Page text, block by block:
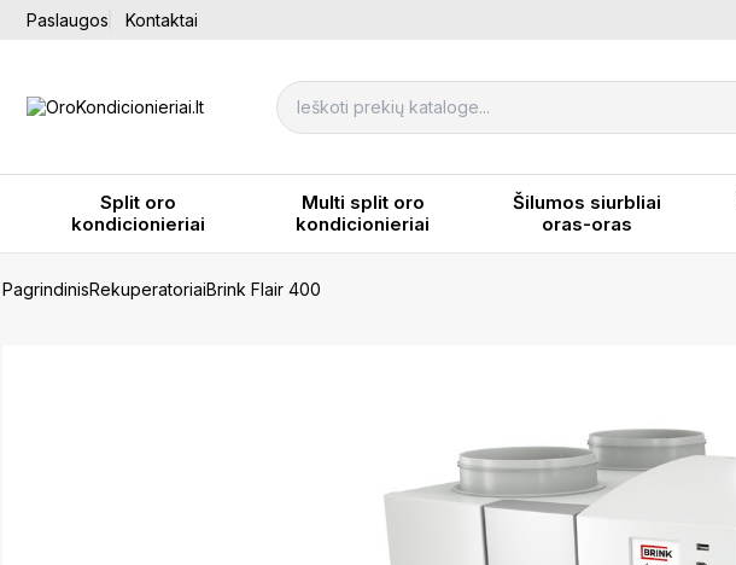
Paslaugos Kontaktai
Split oro
kondicionieriai
Multi split oro
kondicionieriai
Šilumos siurbliai
oras-oras
PagrindinisRekuperatoriaiBrink Flair 400